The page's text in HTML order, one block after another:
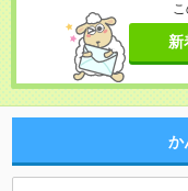
新
か